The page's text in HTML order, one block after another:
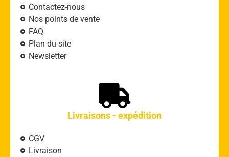
Contactez-nous
Nos points de vente
FAQ
Plan du site
Newsletter
Livraisons - expédition
CGV
Livraison